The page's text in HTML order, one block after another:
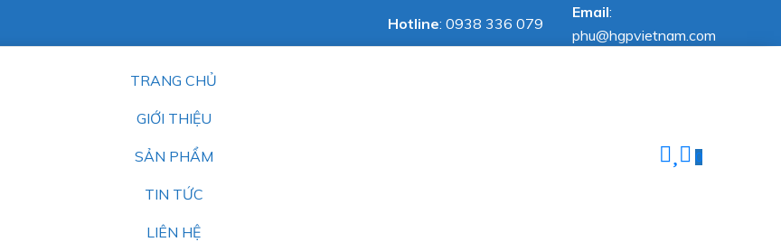
Hotline: 0938 336 079
Email:
phu@hgpvietnam.com
TRANG CHỦ
GIỚI THIỆU
SẢN PHẨM
TIN TỨC
LIÊN HỆ
0